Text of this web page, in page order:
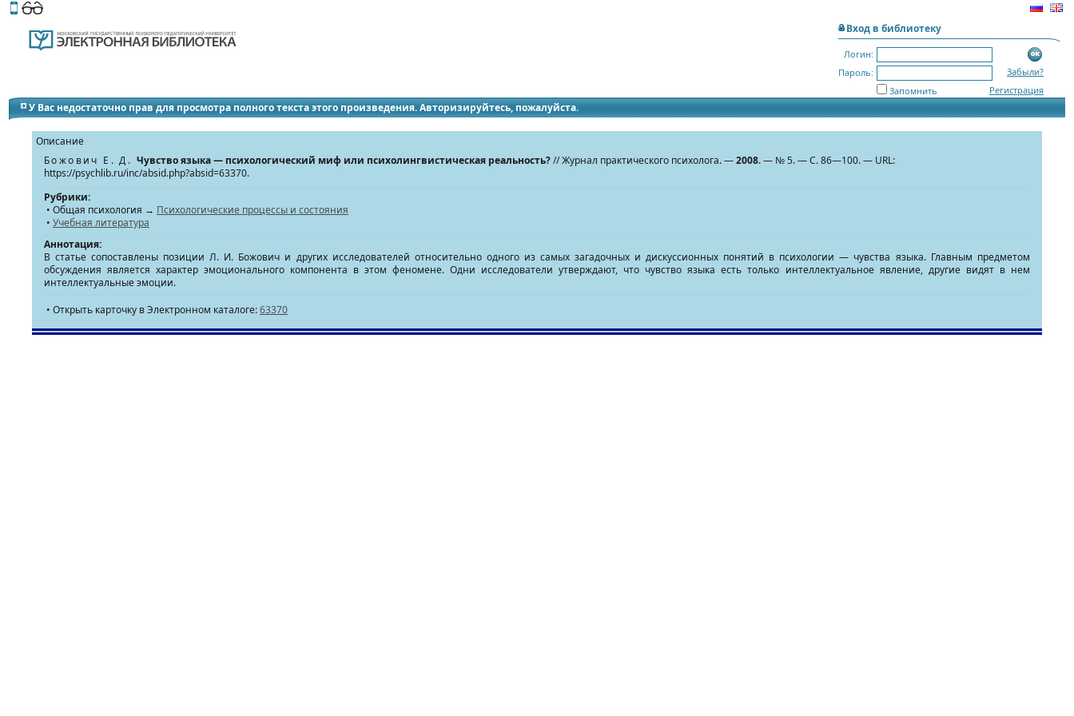
Этот сайт поддерживает
Вход в библиотеку
Логин:
Пароль:
Забыли?
Регистрация
Запомнить
У Вас недостаточно прав для просмотра полного текста этого произведения. Авторизируйтесь, пожалуйста.
Описание
Божович Е. Д. Чувство языка — психологический миф или психолингвистическая реальность?// Журнал практического психолога. —2008. — № 5. — С. 86—100. — URL:
https://psychlib.ru/inc/absid.php?absid=63370.
Рубрики:
• Общая психология → Психологические процессы и состояния
• Учебная литература
Аннотация:
В статье сопоставлены позиции Л. И. Божович и других исследователей относительно одного из самых загадочных и дискуссионных понятий в психологии — чувства языка. Главным предметом
обсуждения является характер эмоционального компонента в этом феномене. Одни исследователи утверждают, что чувство языка есть только интеллектуальное явление, другие видят в нем
интеллектуальные эмоции.
• Открыть карточку в Электронном каталоге:63370